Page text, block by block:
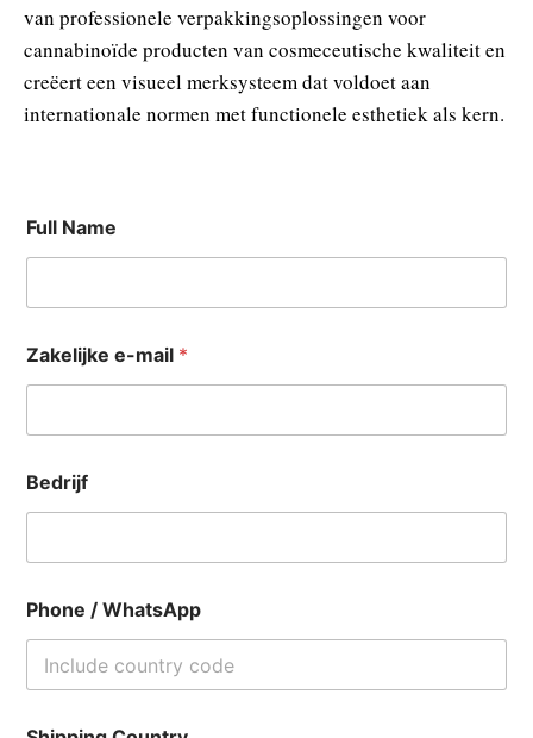
van professionele verpakkingsoplossingen voor
cannabinoïde producten van cosmeceutische kwaliteit en
creëert een visueel merksysteem dat voldoet aan
internationale normen met functionele esthetiek als kern.
Full Name
Zakelijke e-mail *
Bedrijf
Phone / WhatsApp